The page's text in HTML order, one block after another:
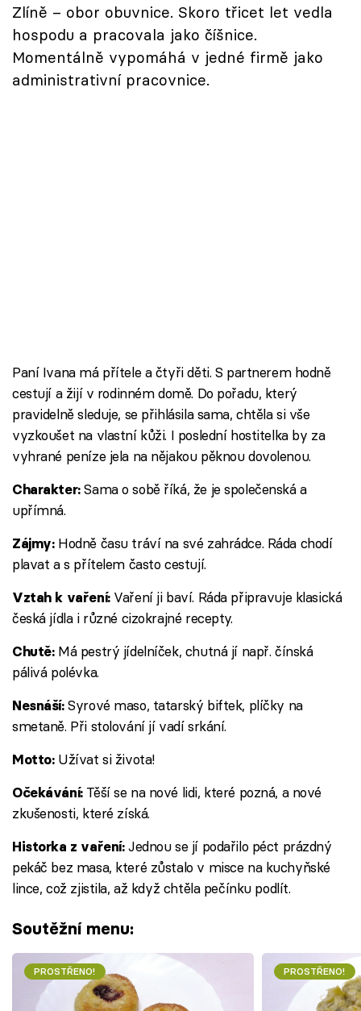
Těhotnej kuchař
Sledujte prima+
Zlíně – obor obuvnice. Skoro třicet let vedla
hospodu a pracovala jako číšnice.
Momentálně vypomáhá v jedné firmě jako
administrativní pracovnice.
Paní Ivana má přítele a čtyři děti. S partnerem hodně
cestují a žijí v rodinném domě. Do pořadu, který
pravidelně sleduje, se přihlásila sama, chtěla si vše
vyzkoušet na vlastní kůži. I poslední hostitelka by za
vyhrané peníze jela na nějakou pěknou dovolenou.
Charakter:Sama o sobě říká, že je společenská a
upřímná.
Zájmy: Hodně času tráví na své zahrádce. Ráda chodí
plavat a s přítelem často cestují.
Vztah k vaření: Vaření ji baví. Ráda připravuje klasická
česká jídla i různé cizokrajné recepty.
Chutě: Má pestrý jídelníček, chutná jí např. čínská
pálivá polévka.
Nesnáší:Syrové maso, tatarský biftek, plíčky na
smetaně. Při stolování jí vadí srkání.
Motto: Užívat si života!
Očekávání: Těší se na nové lidi, které pozná, a nové
zkušenosti, které získá.
Historka z vaření: Jednou se jí podařilo péct prázdný
pekáč bez masa, které zůstalo v misce na kuchyňské
lince, což zjistila, až když chtěla pečínku podlít.
Soutěžní menu:
PROSTŘENO! PROSTŘENO!